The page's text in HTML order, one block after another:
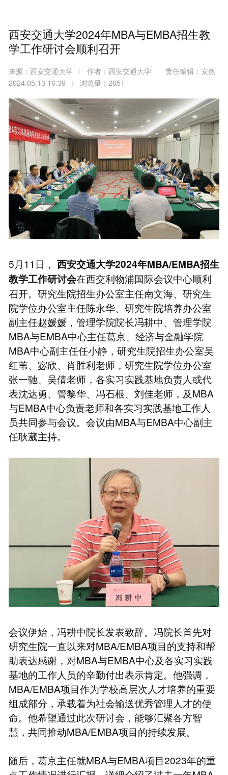
西安交通大学2024年MBA与EMBA招生教
学工作研讨会顺利召开
来源：西安交通大学 作者：西安交通大学
责任编辑：安然
2024.05.13 16:39
浏览量：2651
5月11日， 西安交通大学2024年MBA/EMBA招生
教学工作研讨会在西交利物浦国际会议中心顺利
召开。研究生院招生办公室主任南文海、研究生
院学位办公室主任陈永华、研究生院培养办公室
副主任赵媛媛，管理学院院长冯耕中、管理学院
MBA与EMBA中心主任葛京、经济与金融学院
MBA中心副主任任小静，研究生院招生办公室吴
红苇、宓欣、肖胜利老师，研究生院学位办公室
张一驰、吴倩老师，各实习实践基地负责人或代
表沈达勇、管黎华、冯石根、刘佳老师，及MBA
与EMBA中心负责老师和各实习实践基地工作人
员共同参与会议。会议由MBA与EMBA中心副主
任耿葳主持。
会议伊始，冯耕中院长发表致辞。冯院长首先对
研究生院一直以来对MBA/EMBA项目的支持和帮
助表达感谢，对MBA与EMBA中心及各实习实践
基地的工作人员的辛勤付出表示肯定。他强调，
MBA/EMBA项目作为学校高层次人才培养的重要
组成部分，承载着为社会输送优秀管理人才的使
命。他希望通过此次研讨会，能够汇聚各方智
慧，共同推动MBA/EMBA项目的持续发展。
随后，葛京主任就MBA与EMBA项目2023年的重